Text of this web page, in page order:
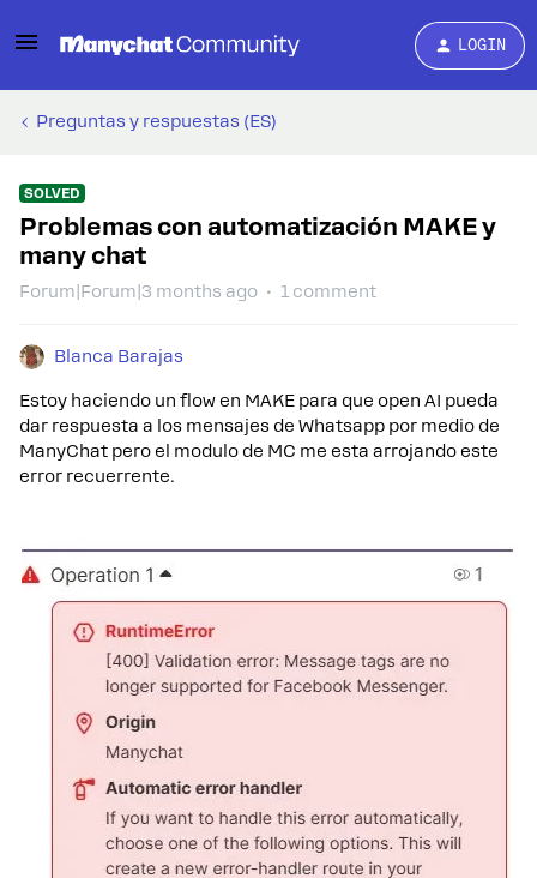
LOGIN
Preguntas y respuestas (ES)
SOLVED
Problemas con automatización MAKE y
many chat
Forum|Forum|3 months ago 1 comment
Blanca Barajas
Estoy haciendo un flow en MAKE para que open AI pueda
dar respuesta a los mensajes de Whatsapp por medio de
ManyChat pero el modulo de MC me esta arrojando este
error recuerrente.